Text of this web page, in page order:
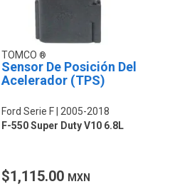
TOMCO
Sensor De Posición Del
Acelerador (TPS)
Ford Serie F 2005-2018
F-550 Super Duty V10 6.8L
$1,115.00 MXN